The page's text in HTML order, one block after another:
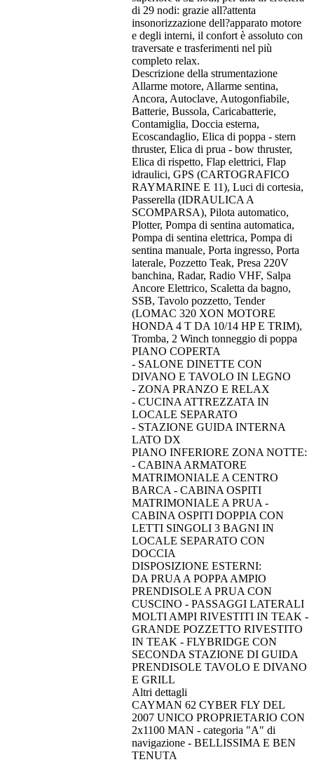
di 29 nodi: grazie all?attenta
insonorizzazione dell?apparato motore
e degli interni, il confort è assoluto con
traversate e trasferimenti nel più
completo relax.
Descrizione della strumentazione
Allarme motore, Allarme sentina,
Ancora, Autoclave, Autogonfiabile,
Batterie, Bussola, Caricabatterie,
Contamiglia, Doccia esterna,
Ecoscandaglio, Elica di poppa - stern
thruster, Elica di prua - bow thruster,
Elica di rispetto, Flap elettrici, Flap
idraulici, GPS (CARTOGRAFICO
RAYMARINE E 11), Luci di cortesia,
Passerella (IDRAULICA A
SCOMPARSA), Pilota automatico,
Plotter, Pompa di sentina automatica,
Pompa di sentina elettrica, Pompa di
sentina manuale, Porta ingresso, Porta
laterale, Pozzetto Teak, Presa 220V
banchina, Radar, Radio VHF, Salpa
Ancore Elettrico, Scaletta da bagno,
SSB, Tavolo pozzetto, Tender
(LOMAC 320 XON MOTORE
HONDA 4 T DA 10/14 HP E TRIM),
Tromba, 2 Winch tonneggio di poppa
PIANO COPERTA
- SALONE DINETTE CON
DIVANO E TAVOLO IN LEGNO
- ZONA PRANZO E RELAX
- CUCINA ATTREZZATA IN
LOCALE SEPARATO
- STAZIONE GUIDA INTERNA
LATO DX
PIANO INFERIORE ZONA NOTTE:
- CABINA ARMATORE
MATRIMONIALE A CENTRO
BARCA - CABINA OSPITI
MATRIMONIALE A PRUA -
CABINA OSPITI DOPPIA CON
LETTI SINGOLI 3 BAGNI IN
LOCALE SEPARATO CON
DOCCIA
DISPOSIZIONE ESTERNI:
DA PRUA A POPPA AMPIO
PRENDISOLE A PRUA CON
CUSCINO - PASSAGGI LATERALI
MOLTI AMPI RIVESTITI IN TEAK -
GRANDE POZZETTO RIVESTITO
IN TEAK - FLYBRIDGE CON
SECONDA STAZIONE DI GUIDA
PRENDISOLE TAVOLO E DIVANO
E GRILL
Altri dettagli
CAYMAN 62 CYBER FLY DEL
2007 UNICO PROPRIETARIO CON
2x1100 MAN - categoria "A" di
navigazione - BELLISSIMA E BEN
TENUTA